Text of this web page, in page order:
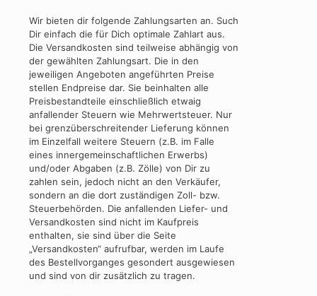
Wir bieten dir folgende Zahlungsarten an. Such
Dir einfach die für Dich optimale Zahlart aus.
Die Versandkosten sind teilweise abhängig von
der gewählten Zahlungsart. Die in den
jeweiligen Angeboten angeführten Preise
stellen Endpreise dar. Sie beinhalten alle
Preisbestandteile einschließlich etwaig
anfallender Steuern wie Mehrwertsteuer. Nur
bei grenzüberschreitender Lieferung können
im Einzelfall weitere Steuern (z.B. im Falle
eines innergemeinschaftlichen Erwerbs)
und/oder Abgaben (z.B. Zölle) von Dir zu
zahlen sein, jedoch nicht an den Verkäufer,
sondern an die dort zuständigen Zoll- bzw.
Steuerbehörden. Die anfallenden Liefer- und
Versandkosten sind nicht im Kaufpreis
enthalten, sie sind über die Seite
„Versandkosten“ aufrufbar, werden im Laufe
des Bestellvorganges gesondert ausgewiesen
und sind von dir zusätzlich zu tragen.